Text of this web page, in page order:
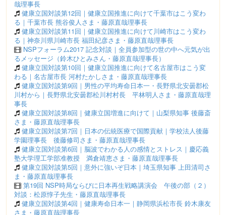
哉理事長
健康立国対談第12回｜健康立国推進に向けて千葉市はこう変わ
る｜千葉市長 熊谷俊人さま・藤原直哉理事長
健康立国対談第11回｜健康立国推進に向けて川崎市はこう変わ
る｜神奈川県川崎市長 福田紀彦さま・藤原直哉理事長
NSPフォーラム2017 記念対談｜全員参加型の世の中へ元気が出
るメッセージ（鈴木ひとみさん・藤原直哉理事長）
健康立国対談第10回｜健康立国推進に向けて名古屋市はこう変
わる｜名古屋市長 河村たかしさま・藤原直哉理事長
健康立国対談第9回｜男性の平均寿命日本一・長野県北安曇郡松
川村から｜長野県北安曇郡松川村村長 平林明人さま・藤原直哉理
事長
健康立国対談第8回｜健康立国増進に向けて｜山梨県知事 後藤斎
さま・藤原直哉理事長
健康立国対談第7回｜日本の伝統医療で国際貢献｜学校法人後藤
学園理事長 後藤修司さま・藤原直哉理事長
健康立国対談第6回｜脳波でわかる人の感情とストレス｜慶応義
塾大学理工学部准教授 満倉靖恵さま・藤原直哉理事長
健康立国対談第5回｜意外に強いぞ日本｜埼玉県知事 上田清司さ
ま・藤原直哉理事長
第19回 NSP時局ならびに日本再生戦略講演会 午後の部（２）
対談：松原惇子先生・藤原直哉理事長
健康立国対談第4回｜健康寿命日本一｜静岡県浜松市長 鈴木康友
さま・藤原直哉理事長